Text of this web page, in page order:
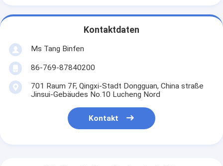
Kontaktdaten
Ms Tang Binfen
86-769-87840200
701 Raum 7F, Qingxi-Stadt Dongguan, China straße
Jinsui-Gebäudes No.10 Lucheng Nord
Kontakt